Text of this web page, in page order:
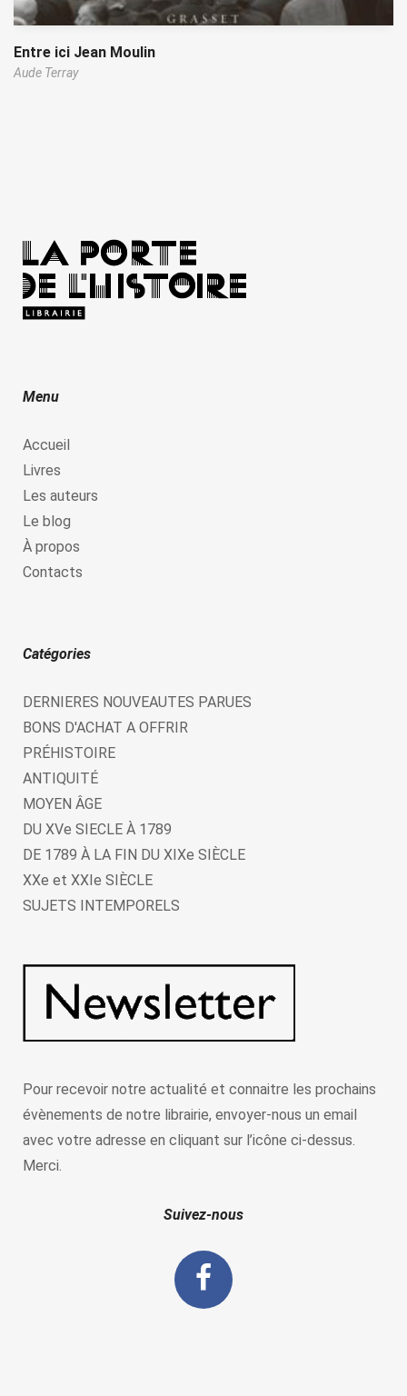
Entre ici Jean Moulin
Aude Terray
Menu
Accueil
Livres
Les auteurs
Le blog
À propos
Contacts
Catégories
DERNIERES NOUVEAUTES PARUES
BONS D'ACHAT A OFFRIR
PRÉHISTOIRE
ANTIQUITÉ
MOYEN ÂGE
DU XVe SIECLE À 1789
DE 1789 À LA FIN DU XIXe SIÈCLE
XXe et XXIe SIÈCLE
SUJETS INTEMPORELS
Pour recevoir notre actualité et connaitre les prochains
évènements de notre librairie, envoyer-nous un email
avec votre adresse en cliquant sur l’icône ci-dessus.
Merci.
Suivez-nous